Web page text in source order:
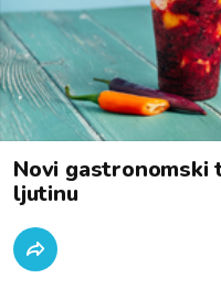
Novi gastronomski
ljutinu